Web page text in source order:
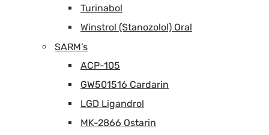
Turinabol
Winstrol (Stanozolol) Oral
SARM’s
ACP-105
GW501516 Cardarin
LGD Ligandrol
MK-2866 Ostarin